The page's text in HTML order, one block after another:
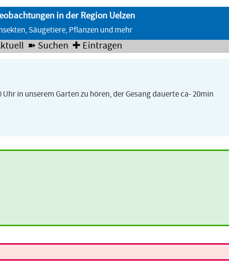
in der Region Uelzen
Säugetiere, Pflanzen und mehr
➽ Suchen ✚ Eintragen
in unserem Garten zu hören, der Gesang dauerte ca- 20min